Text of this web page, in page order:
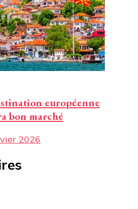
européenne
bon marché
2026